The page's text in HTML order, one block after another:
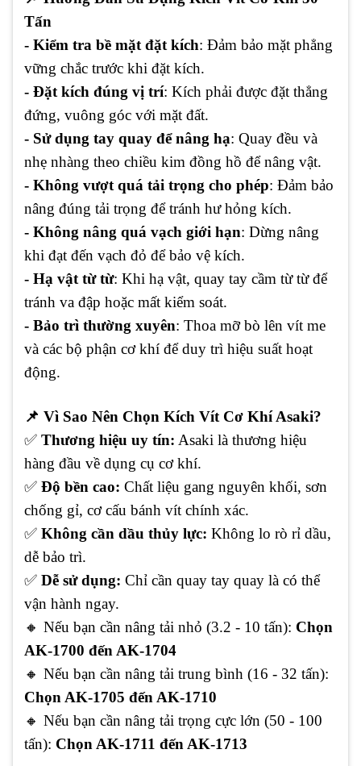
Tấn
- Kiểm tra bề mặt đặt kích: Đảm bảo mặt phẳng
vững chắc trước khi đặt kích.
- Đặt kích đúng vị trí: Kích phải được đặt thẳng
đứng, vuông góc với mặt đất.
- Sử dụng tay quay để nâng hạ: Quay đều và
nhẹ nhàng theo chiều kim đồng hồ để nâng vật.
- Không vượt quá tải trọng cho phép: Đảm bảo
nâng đúng tải trọng để tránh hư hỏng kích.
- Không nâng quá vạch giới hạn: Dừng nâng
khi đạt đến vạch đỏ để bảo vệ kích.
- Hạ vật từ từ: Khi hạ vật, quay tay cầm từ từ để
tránh va đập hoặc mất kiểm soát.
- Bảo trì thường xuyên: Thoa mỡ bò lên vít me
và các bộ phận cơ khí để duy trì hiệu suất hoạt
động.
📌 Vì Sao Nên Chọn Kích Vít Cơ Khí Asaki?
✅ Thương hiệu uy tín: Asaki là thương hiệu
hàng đầu về dụng cụ cơ khí.
✅ Độ bền cao: Chất liệu gang nguyên khối, sơn
chống gỉ, cơ cấu bánh vít chính xác.
✅ Không cần dầu thủy lực: Không lo rò rỉ dầu,
dễ bảo trì.
✅ Dễ sử dụng: Chỉ cần quay tay quay là có thể
vận hành ngay.
🔸 Nếu bạn cần nâng tải nhỏ (3.2 - 10 tấn): Chọn
AK-1700 đến AK-1704
🔸 Nếu bạn cần nâng tải trung bình (16 - 32 tấn):
Chọn AK-1705 đến AK-1710
🔸 Nếu bạn cần nâng tải trọng cực lớn (50 - 100
tấn): Chọn AK-1711 đến AK-1713